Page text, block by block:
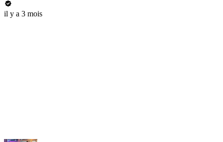
il y a 3 mois